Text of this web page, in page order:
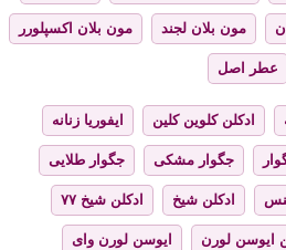
مون بلان لجند مون بلان اکسپلورر
عطر اصل
ادکلن کلوین کلین ایفوریا زنانه
جگوار مشکی جگوار طلایی
ادکلن شیخ ادکلن شیخ ۷۷
ایوسن لورن ایوسن لورن وای